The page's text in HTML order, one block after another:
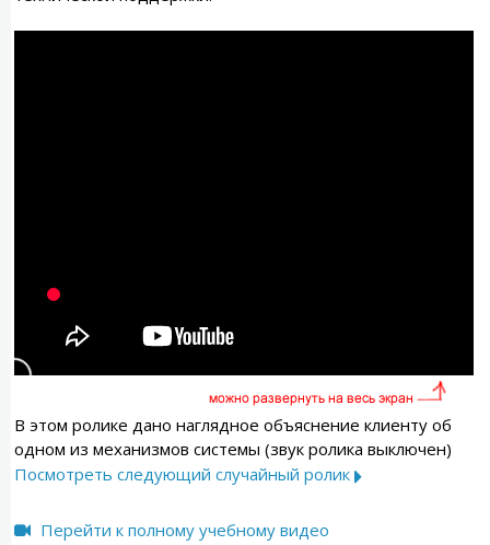
В этом ролике дано наглядное объяснение клиенту об
одном из механизмов системы (звук ролика выключен)
Посмотреть следующий случайный ролик
Перейти к полному учебному видео